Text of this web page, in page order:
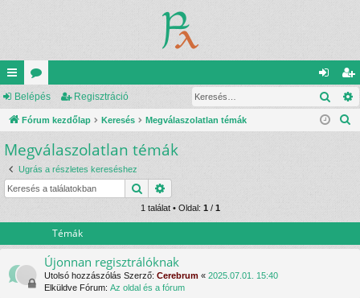
yo
rs
lin
ke
k
ór
u
m
ok
el
ép
eg
is
Belépés Regisztráció
Fórum kezdőlap Keresés Megválaszolatlan témák
s
Megválaszolatlan témák
Ugrás a részletes kereséshez
Keresés
1 találat • Oldal: 1 / 1
Témák
Újonnan regisztrálóknak
Utolsó hozzászólás Szerző: Cerebrum « 2025.07.01. 15:40
Elküldve Fórum: Az oldal és a fórum